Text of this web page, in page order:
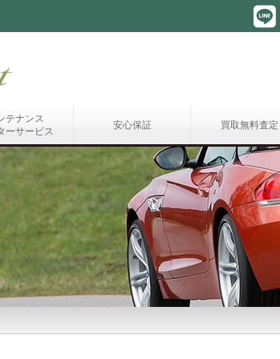
テナンス
ーサービス
安心保証 買取無料査定